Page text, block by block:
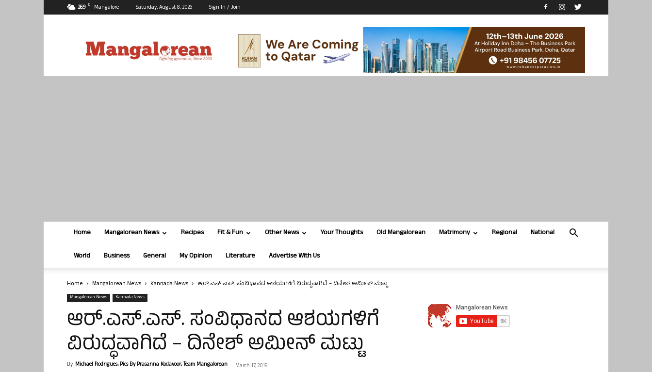
26.9 C Mangalore Saturday, August 8, 2026 Sign In / Join
Home Mangalorean News Recipes Fit & Fun Other News Your Thoughts Old Mangalorean Matrimony Regional National
World Business General My Opinion Literature Advertise With Us
Home Mangalorean News Kannada News ಆರ್.ಎಸ್.ಎಸ್. ಸಂವಿಧಾನದ ಆಶಯಗಳಿಗೆ ವಿರುದ್ಧವಾಗಿದೆ – ದಿನೇಶ್ ಅಮೀನ್ ಮಟ್ಟು
Mangalorean News Kannada News
ಆರ್.ಎಸ್.ಎಸ್. ಸಂವಿಧಾನದ ಆಶಯಗಳಿಗೆ
ವಿರುದ್ಧವಾಗಿದೆ – ದಿನೇಶ್ ಅಮೀನ್ ಮಟ್ಟು
By Michael Rodrigues, Pics By Prasanna Kodavoor, Team Mangalorean - March 17, 2019